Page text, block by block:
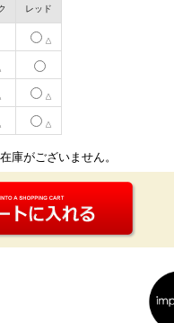
レッド
△
△
△
庫がございません。